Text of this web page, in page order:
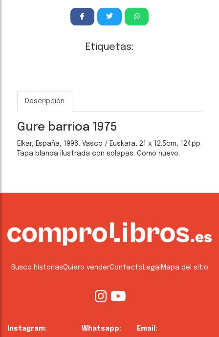
Etiquetas:
Descripción
Gure barrioa 1975
Elkar, España, 1998, Vasco / Euskara, 21 x 12.5cm, 124pp.
Tapa blanda ilustrada con solapas. Como nuevo.
Busco historiasQuiero venderContacto Legal Mapa del sitio
Instagram: Whatsapp: Email: